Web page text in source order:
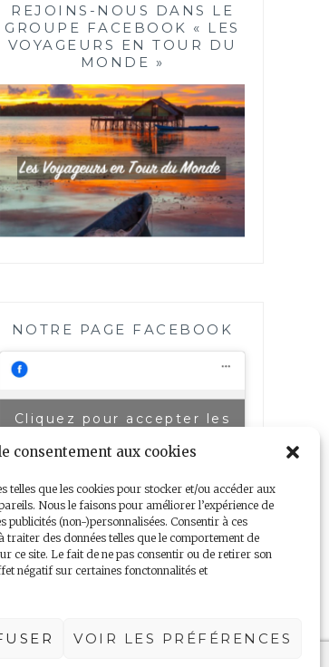
consentement aux cookies
telles que les cookies pour stocker et/ou accéder aux
Nous le faisons pour améliorer l’expérience de
(non-)personnalisées. Consentir à ces
traiter des données telles que le comportement de
ce site. Le fait de ne pas consentir ou de retirer son
négatif sur certaines fonctonnalités et
VOIR LES PRÉFÉRENCES
REJOINS-NOUS DANS LE
GROUPE FACEBOOK « LES
VOYAGEURS EN TOUR DU
MONDE »
NOTRE PAGE FACEBOOK
Cliquez pour accepter les
activer ce contenu